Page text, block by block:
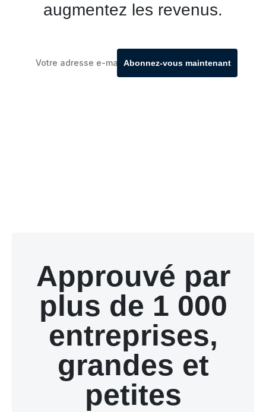
augmentez les revenus.
Abonnez-vous maintenant
Approuvé par
plus de 1 000
entreprises,
grandes et
petites